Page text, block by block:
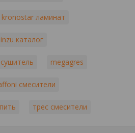
kronostar ламинат
каталог
megagres
смесители
трес смесители